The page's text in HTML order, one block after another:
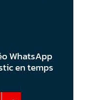
WhatsApp
en temps